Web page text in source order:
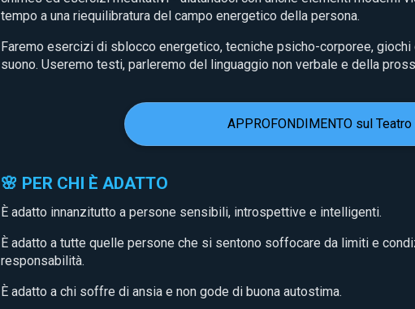
tempo a una riequilibratura del campo energetico della persona.
Faremo esercizi di sblocco energetico, tecniche psicho-corporee,
suono. Useremo testi, parleremo del linguaggio non verbale e della
APPROFONDIMENTO sul
🌸 PER CHI È ADATTO
È adatto innanzitutto a persone sensibili, introspettive e intelligenti.
È adatto a tutte quelle persone che si sentono soffocare da limiti e
responsabilità.
È adatto a chi soffre di ansia e non gode di buona autostima.